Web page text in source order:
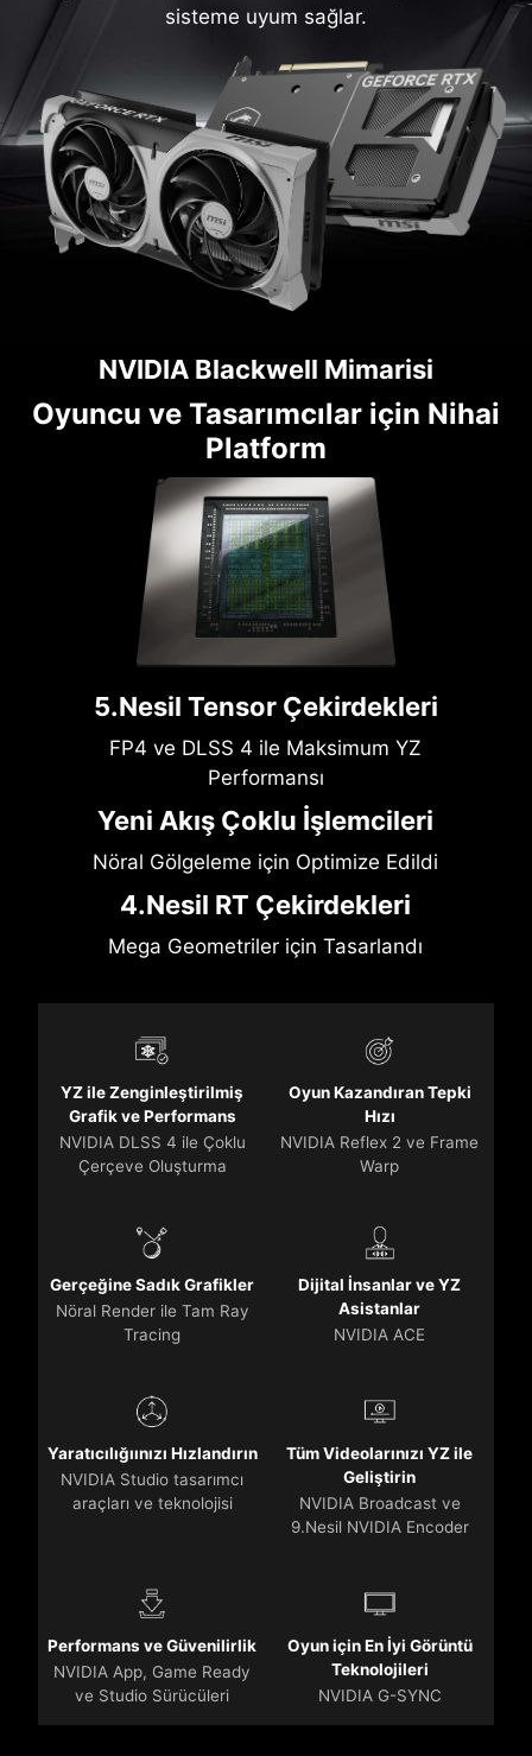
sisteme uyum sağlar.
NVIDIA Blackwell Mimarisi
Oyuncu ve Tasarımcılar için Nihai
Platform
5.Nesil Tensor Çekirdekleri
FP4 ve DLSS 4 ile Maksimum YZ
Performansı
Yeni Akış Çoklu İşlemcileri
Nöral Gölgeleme için Optimize Edildi
4.Nesil RT Çekirdekleri
Mega Geometriler için Tasarlandı
YZ ile Zenginleştirilmiş
Grafik ve Performans
NVIDIA DLSS 4 ile Çoklu
Çerçeve Oluşturma
Oyun Kazandıran Tepki
Hızı
NVIDIA Reflex 2 ve Frame
Warp
Gerçeğine Sadık Grafikler
Nöral Render ile Tam Ray
Tracing
Dijital İnsanlar ve YZ
Asistanlar
NVIDIA ACE
Yaratıcılığıınızı Hızlandırın
NVIDIA Studio tasarımcı
araçları ve teknolojisi
Tüm Videolarınızı YZ ile
Geliştirin
NVIDIA Broadcast ve
9.Nesil NVIDIA Encoder
Performans ve Güvenilirlik
NVIDIA App, Game Ready
ve Studio Sürücüleri
Oyun için En İyi Görüntü
Teknolojileri
NVIDIA G-SYNC